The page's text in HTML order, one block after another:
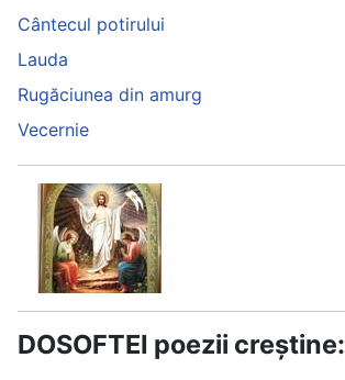
Cântecul potirului
Lauda
Rugăciunea din amurg
Vecernie
DOSOFTEI poezii creștine: